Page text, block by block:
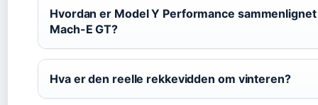
Hvordan er Model Y Performance
Mach-E GT?
Hva er den reelle rekkevidden om vinteren?